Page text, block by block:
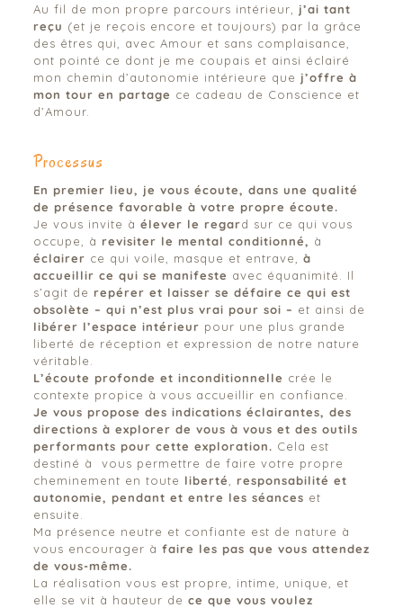
Au fil de mon propre parcours intérieur, j’ai tant
reçu (et je reçois encore et toujours) par la grâce
des êtres qui, avec Amour et sans complaisance,
ont pointé ce dont je me coupais et ainsi éclairé
mon chemin d’autonomie intérieure que j’offre à
mon tour en partage ce cadeau de Conscience et
d’Amour.
Processus
En premier lieu, je vous écoute, dans une qualité
de présence favorable à votre propre écoute.
Je vous invite à élever le regard sur ce qui vous
occupe, à revisiter le mental conditionné, à
éclairer ce qui voile, masque et entrave,
à
accueillir ce qui se manifeste avec équanimité. Il
s’agit de repérer et laisser se défaire ce qui est
obsolète – qui n’est plus vrai pour soi – et ainsi de
libérer l’espace intérieur pour une plus grande
liberté de réception et expression de notre nature
véritable.
L’écoute profonde et inconditionnelle crée le
contexte propice à vous accueillir en confiance.
Je vous propose des indications éclairantes, des
directions à explorer de vous à vous et des outils
performants pour cette exploration. Cela est
destiné à vous permettre de faire votre propre
cheminement en toute liberté
responsabilité et
autonomie, pendant et entre les séances et
ensuite.
Ma présence neutre et confiante est de nature à
vous encourager à faire les pas que vous attendez
de vous-même.
La réalisation vous est propre, intime, unique, et
elle se vit à hauteur de ce que vous voulez